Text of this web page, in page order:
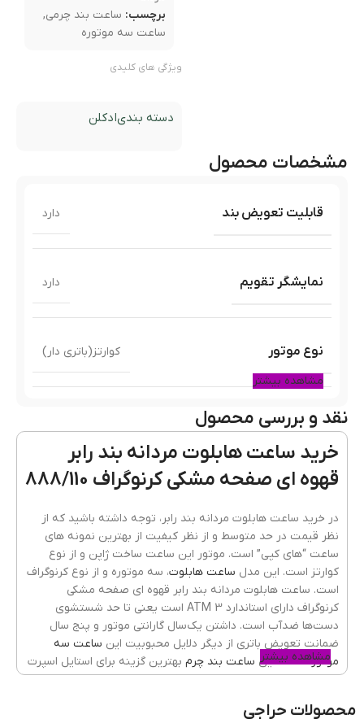
برچسب: ساعت بند چرمی,
ساعت سه موتوره
ویژگی های کلیدی
دسته بندیادکلن
مشخصات محصول
قابلیت تعویض بند دارد
نمایشگر تقویم دارد
نوع موتور کوارتز(باتری دار)
رنگ قاب
جنس قاب فلزی(استیل)
رنگ بند قهوه ای
جنسیت ساعت مردانه
مشاهده بیشتر
نقد و بررسی محصول
خرید ساعت هابلوت مردانه بند رابر
قهوه ای صفحه مشکی کرنوگراف 888/110
در خرید ساعت هابلوت مردانه بند رابر، توجه داشته باشید که از
نظر قیمت در حد متوسط و از نظر کیفیت از بهترین نمونه های
ساعت “های کپی” است. موتور این ساعت ساخت ژاپن و از نوع
کوارتز است. این مدل ساعت هابلوت، سه موتوره و از نوع کرنوگراف
است. ساعت هابلوت مردانه بند رابر قهوه ای صفحه مشکی
کرنوگراف دارای استاندارد 3 ATM است یعنی تا حد شستشوی
دست‌ها ضدآب است. داشتن یک‌سال گارانتی موتور و پنج سال
ضمانت تعویض باتری از دیگر دلایل محبوبیت این ساعت سه
موتورهاست. این ساعت بند چرم بهترین گزینه برای استایل اسپرت
و امروزی است، پس با خیال راحت آن را به دست بیندازید و به
مشاهده بیشتر
محصولات حراجی